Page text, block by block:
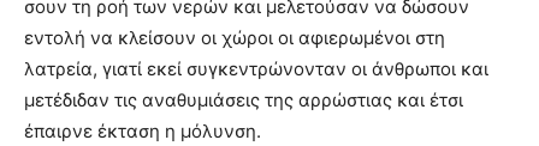
σουν τη ροή των νερών και μελετούσαν να δώσουν
εντολή να κλείσουν οι χώροι οι αφιερωμένοι στη
λατρεία, γιατί εκεί συγκεντρώνονταν οι άνθρωποι και
μετέδιδαν τις αναθυμιάσεις της αρρώστιας και έτσι
έπαιρνε έκταση η μόλυνση.